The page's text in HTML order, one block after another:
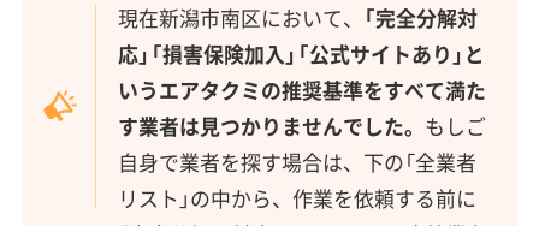
現在新潟市南区において、 「完全分解対
応」「損害保険加入」「公式サイトあり」と
いうエアタクミの推奨基準をすべて満た
す業者は見つかりませんでした。 もしご
自身で業者を探す場合は、下の「全業者
リスト」の中から、作業を依頼する前に